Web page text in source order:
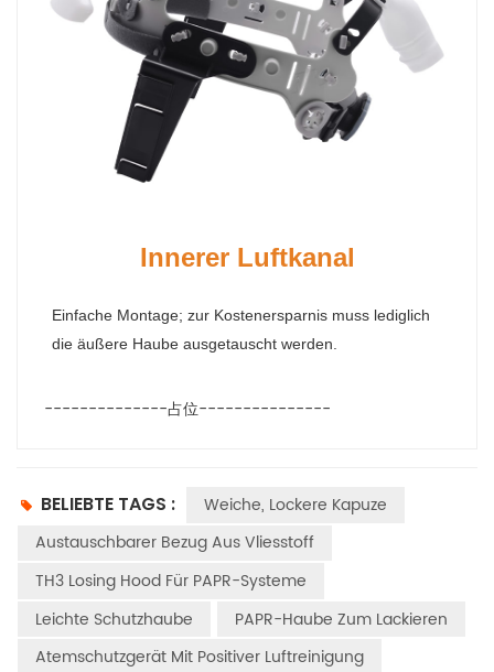
Innerer Luftkanal
Einfache Montage; zur Kostenersparnis muss lediglich
die äußere Haube ausgetauscht werden.
--------------占位---------------
BELIEBTE TAGS :
Weiche, Lockere Kapuze
Austauschbarer Bezug Aus Vliesstoff
TH3 Losing Hood Für PAPR-Systeme
Leichte Schutzhaube
PAPR-Haube Zum Lackieren
Atemschutzgerät Mit Positiver Luftreinigung